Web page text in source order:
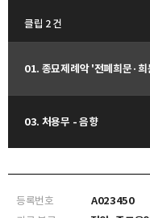
클립 2 건
03. 처용무 - 음향
등록번호
A023450